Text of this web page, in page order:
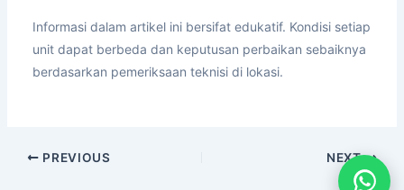
Informasi dalam artikel ini bersifat edukatif. Kondisi setiap
unit dapat berbeda dan keputusan perbaikan sebaiknya
berdasarkan pemeriksaan teknisi di lokasi.
PREVIOUS NEXT